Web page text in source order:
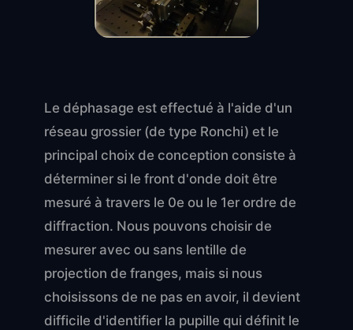
Le déphasage est effectué à l'aide d'un
réseau grossier (de type Ronchi) et le
principal choix de conception consiste à
déterminer si le front d'onde doit être
mesuré à travers le 0e ou le 1er ordre de
diffraction. Nous pouvons choisir de
mesurer avec ou sans lentille de
projection de franges, mais si nous
choisissons de ne pas en avoir, il devient
difficile d'identifier la pupille qui définit le